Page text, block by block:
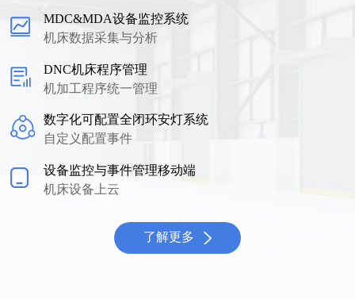
MDC&MDA设备监控系统
机床数据采集与分析
DNC机床程序管理
机加工程序统一管理
数字化可配置全闭环安灯系统
自定义配置事件
设备监控与事件管理移动端
机床设备上云
了解更多